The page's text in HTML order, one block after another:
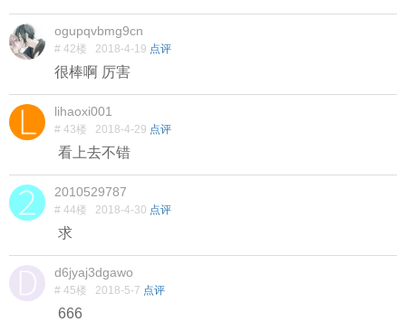
ogupqvbmg9cn
# 42楼 2018-4-19 点评
很棒啊 厉害
lihaoxi001
# 43楼 2018-4-29 点评
看上去不错
2010529787
# 44楼 2018-4-30 点评
求
d6jyaj3dgawo
# 45楼 2018-5-7 点评
666